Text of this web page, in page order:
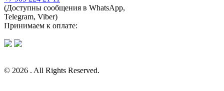
(Доступны сообщения в WhatsApp,
Telegram, Viber)
Принимаем к оплате:
© 2026 . All Rights Reserved.